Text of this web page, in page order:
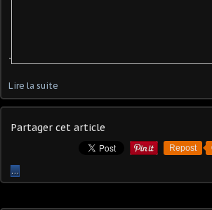
`
Lire la suite
Partager cet article
Repost
…